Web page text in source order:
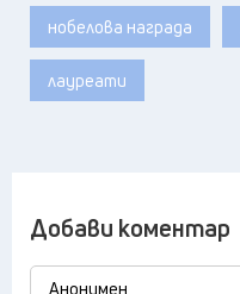
нобелова награда
лауреати
Добави коментар